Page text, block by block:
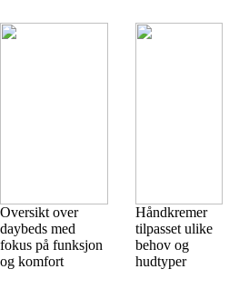
Oversikt over
daybeds med
fokus på funksjon
og komfort
Håndkremer
tilpasset ulike
behov og
hudtyper